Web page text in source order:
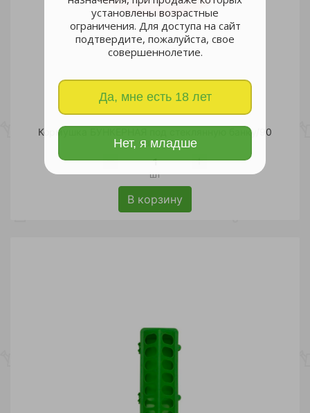
установлены возрастные
ограничения. Для доступа на сайт
подтвердите, пожалуйста, свое
совершеннолетие.
Да, мне есть 18 лет
Нет, я младше
Кормушка БУНКЕРНАЯ под стеклянную банку/90
132 руб.
шт
В корзину